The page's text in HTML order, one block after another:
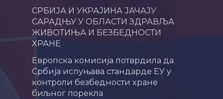
СРБИЈА И УКРАЈИНА ЈАЧАЈУ
САРАДЊУ У ОБЛАСТИ ЗДРАВЉА
ЖИВОТИЊА И БЕЗБЕДНОСТИ
ХРАНЕ
Европска комисија потврдила да
Србија испуњава стандарде ЕУ у
контроли безбедности хране
биљног порекла